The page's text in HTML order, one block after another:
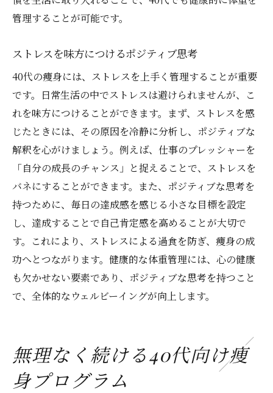
管理することが可能です。
ストレスを味方につけるポジティブ思考
40代の痩身には、ストレスを上手く管理することが重要
です。日常生活の中でストレスは避けられませんが、こ
れを味方につけることができます。まず、ストレスを感
じたときには、その原因を冷静に分析し、ポジティブな
解釈を心がけましょう。例えば、仕事のプレッシャーを
「自分の成長のチャンス」と捉えることで、ストレスを
バネにすることができます。また、ポジティブな思考を
持つために、毎日の達成感を感じる小さな目標を設定
し、達成することで自己肯定感を高めることが大切で
す。これにより、ストレスによる過食を防ぎ、痩身の成
功へとつながります。健康的な体重管理には、心の健康
も欠かせない要素であり、ポジティブな思考を持つこと
で、全体的なウェルビーイングが向上します。
無理なく続ける40代向け痩
身プログラム